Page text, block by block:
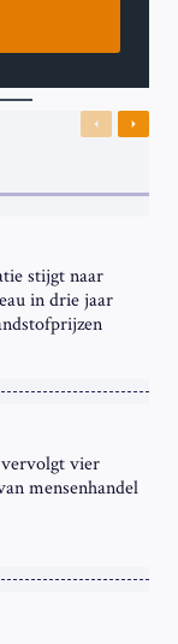
Previous
Next
stijgt naar
in drie jaar
vier
mensenhandel